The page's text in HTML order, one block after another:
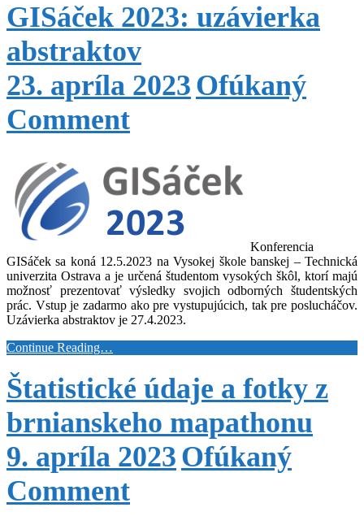
GISáček 2023: uzávierka
abstraktov
23. apríla 2023 Ofúkaný
Comment
Konferencia
GISáček sa koná 12.5.2023 na Vysokej škole banskej – Technická
univerzita Ostrava a je určená študentom vysokých škôl, ktorí majú
možnosť prezentovať výsledky svojich odborných študentských
prác. Vstup je zadarmo ako pre vystupujúcich, tak pre poslucháčov.
Uzávierka abstraktov je 27.4.2023.
Continue Reading…
Štatistické údaje a fotky z
brnianskeho mapathonu
9. apríla 2023 Ofúkaný
Comment